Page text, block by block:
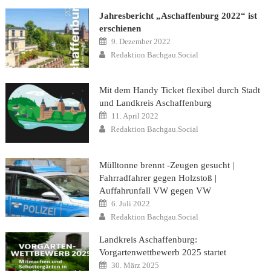
Jahresbericht „Aschaffenburg 2022“ ist
erschienen
Posted
on
9. Dezember 2022
Author
Redaktion Bachgau.Social
Mit dem Handy Ticket flexibel durch Stadt
und Landkreis Aschaffenburg
Posted
on
11. April 2022
Author
Redaktion Bachgau.Social
Mülltonne brennt -Zeugen gesucht |
Fahrradfahrer gegen Holzstoß |
Auffahrunfall VW gegen VW
Posted
on
6. Juli 2022
Author
Redaktion Bachgau.Social
Landkreis Aschaffenburg:
Vorgartenwettbewerb 2025 startet
Posted
30. März 2025